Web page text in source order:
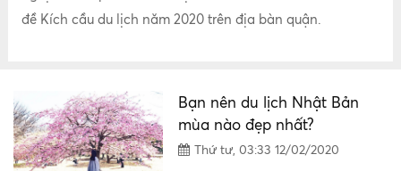
đề Kích cầu du lịch năm 2020 trên địa bàn quận.
Thứ tư, 03:43 12/02/2020
Thứ tư, 03:33 12/02/2020